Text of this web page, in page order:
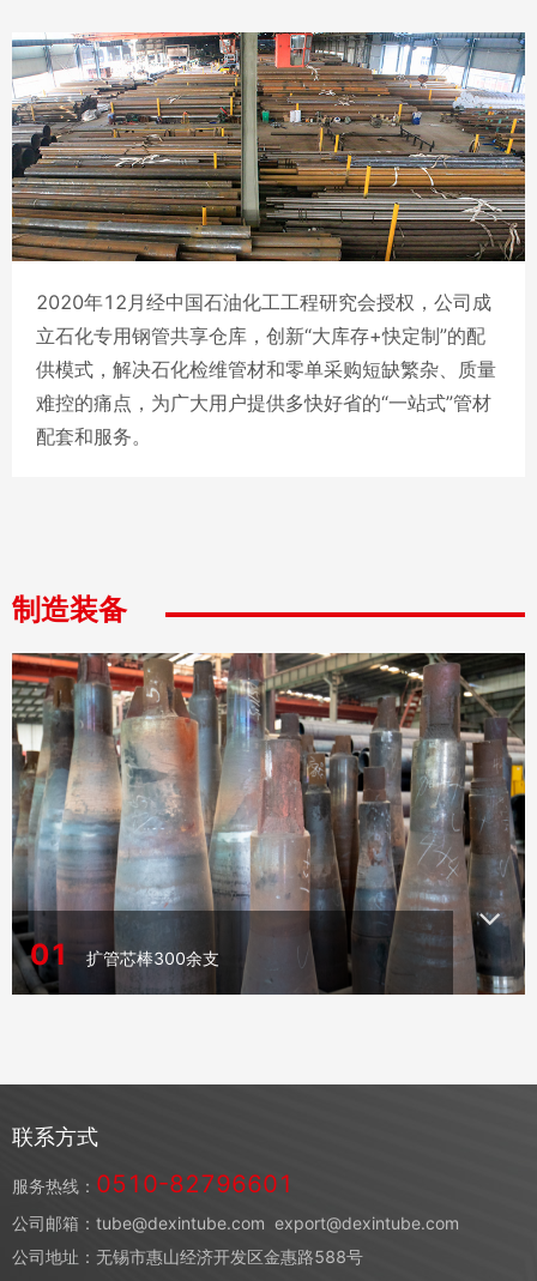
03 热电用管
04 4130X大容积气瓶用管
05
ASTM A335 P22 Φ950x51.5mm合金管，应
用于印度电站
06
ASTM A333 Gr6 Φ920x10mm低温管，径壁
2020年12月经中国石油化工工程研究会授权，公司成
立石化专用钢管共享仓库，创新“大库存+快定制”的配
供模式，解决石化检维管材和零单采购短缺繁杂、质量
难控的痛点，为广大用户提供多快好省的“一站式”管材
配套和服务。
制造装备
01 扩管芯棒300余支
02
自动控温扩管机：用于直径1500mm以下钢管
热扩成形，型号有EZG-IIB820、EZG-IIB914、EQG-
联系方式
服务热线： 0510-82796601
公司邮箱：tube@dexintube.com export@dexintube.com
公司地址：无锡市惠山经济开发区金惠路588号